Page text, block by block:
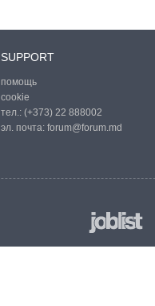
SUPPORT
помощь
cookie
тел.: (+373) 22 888002
эл. почта: forum@forum.md